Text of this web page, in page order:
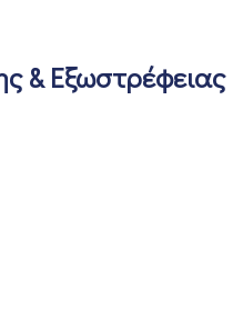
& Εξωστρέφειας